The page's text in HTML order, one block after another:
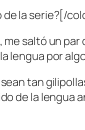
la serie?[/
saltó un
lengua por
sean tan
de la lengua